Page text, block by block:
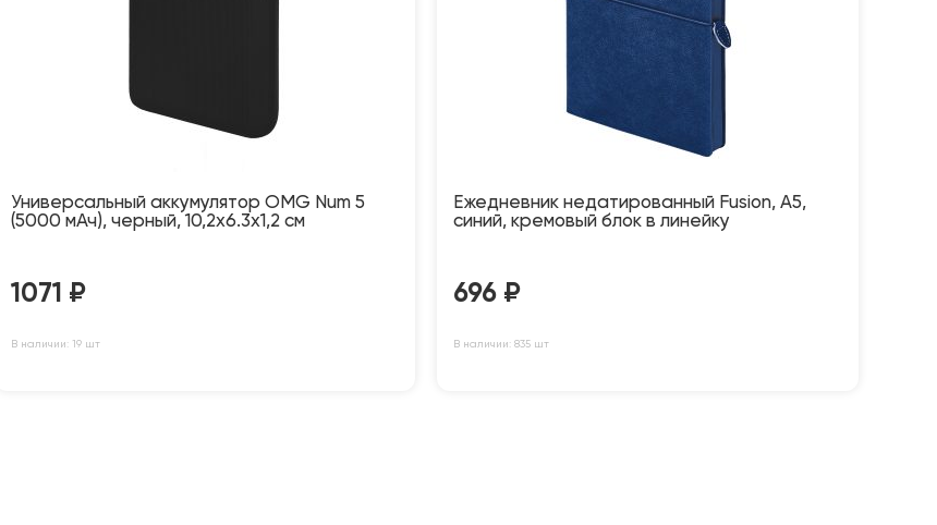
Универсальный аккумулятор OMG Num 5
(5000 мАч), черный, 10,2х6.3х1,2 см
1071 ₽
В наличии: 19 шт
Ежедневник недатированный Fusion, А5,
синий, кремовый блок в линейку
696 ₽
В наличии: 835 шт